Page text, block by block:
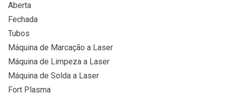
Aberta
Fechada
Tubos
Máquina de Marcação a Laser
Máquina de Limpeza a Laser
Máquina de Solda a Laser
Fort Plasma